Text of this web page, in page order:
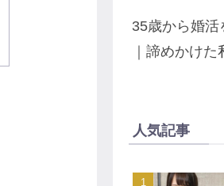
35歳から婚
｜諦めかけ
人気記事